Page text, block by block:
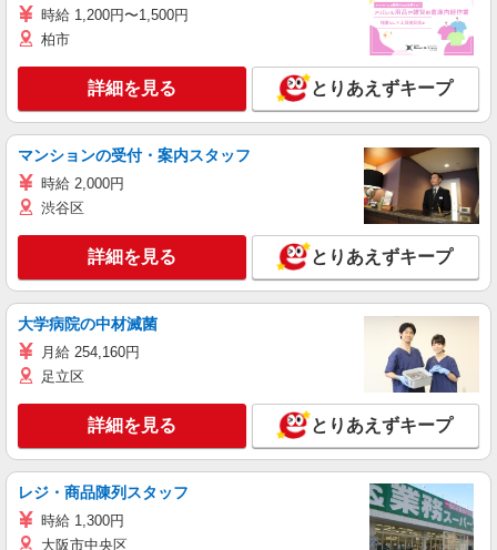
時給 1,200円〜1,500円
柏市
詳細を見る とりあえずキープ
マンションの受付・案内スタッフ
時給 2,000円
渋谷区
詳細を見る とりあえずキープ
大学病院の中材滅菌
月給 254,160円
足立区
詳細を見る とりあえずキープ
レジ・商品陳列スタッフ
時給 1,300円
大阪市中央区